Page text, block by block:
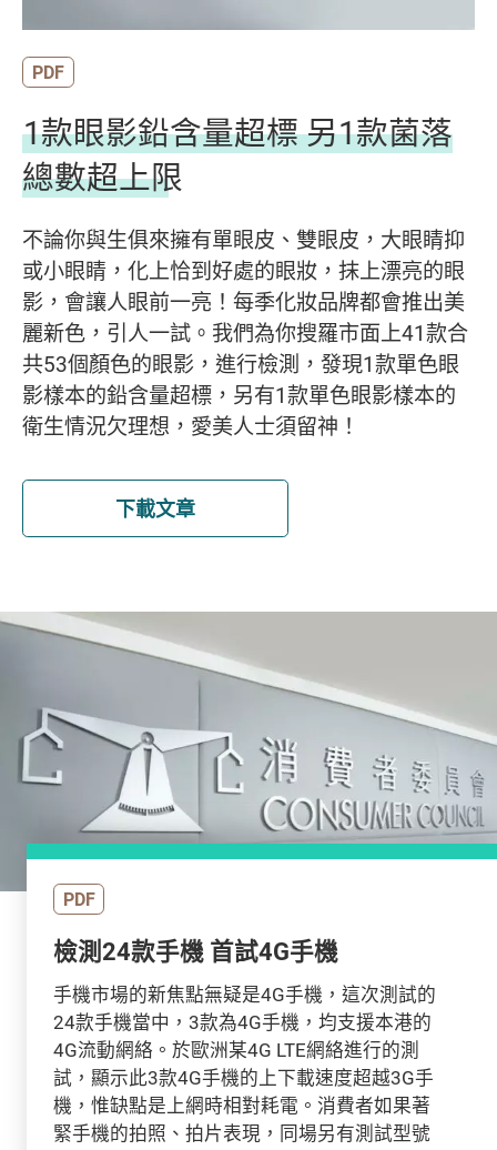
PDF
1款眼影鉛含量超標 另1款菌落
總數超上限
不論你與生俱來擁有單眼皮、雙眼皮，大眼睛抑
或小眼睛，化上恰到好處的眼妝，抹上漂亮的眼
影，會讓人眼前一亮！每季化妝品牌都會推出美
麗新色，引人一試。我們為你搜羅市面上41款合
共53個顏色的眼影，進行檢測，發現1款單色眼
影樣本的鉛含量超標，另有1款單色眼影樣本的
衛生情況欠理想，愛美人士須留神！
下載文章
PDF
檢測24款手機 首試4G手機
手機市場的新焦點無疑是4G手機，這次測試的
24款手機當中，3款為4G手機，均支援本港的
4G流動網絡。於歐洲某4G LTE網絡進行的測
試，顯示此3款4G手機的上下載速度超越3G手
機，惟缺點是上網時相對耗電。消費者如果著
緊手機的拍照、拍片表現，同場另有測試型號